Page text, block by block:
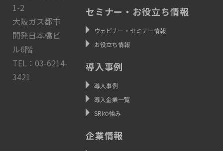
1-2
大阪ガス都市
開発日本橋ビ
ル6階
TEL：03-6214-
3421
セミナー・お役立ち情報
ウェビナー・セミナー情報
お役立ち情報
導入事例
導入事例
導入企業一覧
SRIの強み
企業情報